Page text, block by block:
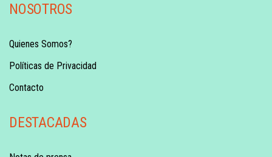
NOSOTROS
Quienes Somos?
Políticas de Privacidad
Contacto
DESTACADAS